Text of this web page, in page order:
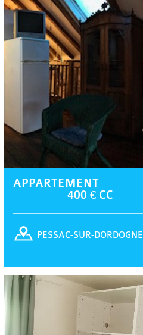
APPARTEMENT
400 € CC
PESSAC-SUR-DORDOGNE